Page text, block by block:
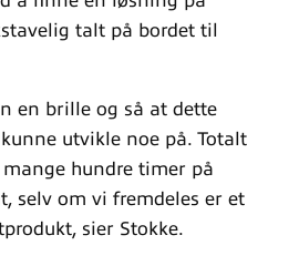
talt på bordet til
en brille og så at dette
utvikle noe på. Totalt
hundre timer på
selv om vi fremdeles er et
sier Stokke.